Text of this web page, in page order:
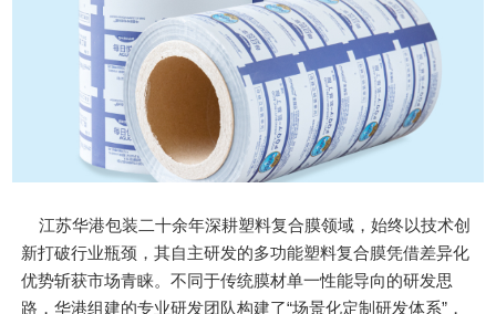
江苏华港包装二十余年深耕塑料复合膜领域，始终以技术创
新打破行业瓶颈，其自主研发的多功能塑料复合膜凭借差异化
优势斩获市场青睐。不同于传统膜材单一性能导向的研发思
路，华港组建的专业研发团队构建了“场景化定制研发体系”，